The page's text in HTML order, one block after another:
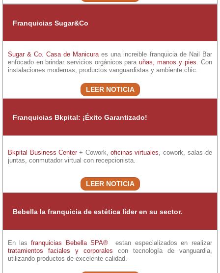
Franquicias Sugar&Co
Sugar & Co. Casa de Manicura es una increible franquicia de Nail Bar
enfocado en brindar servicios orgánicos para uñas, manos y pies . Con
instalaciones modernas, productos vanguardistas y ambiente chic.
LEER NOTICIA
Franquicias Bkpital: ¡Éxito Garantizado!
Bkpital Business Center + Cowork, oficinas virtuales , cowork, salas de
juntas, conmutador virtual con recepcionista.
LEER NOTICIA
Bebella la franquicia de estética líder en su sector.
En las franquicias Bebella SPA® estan especializados en realizar
tratamientos faciales y corporales con tecnología de vanguardia,
utilizando productos de excelente calidad.